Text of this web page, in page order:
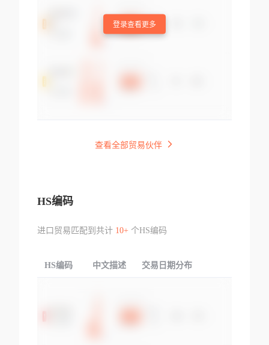
登录查看更多
查看全部贸易伙伴
HS编码
进口贸易匹配到共计 10+个HS编码
HS编码 中文描述 交易日期分布